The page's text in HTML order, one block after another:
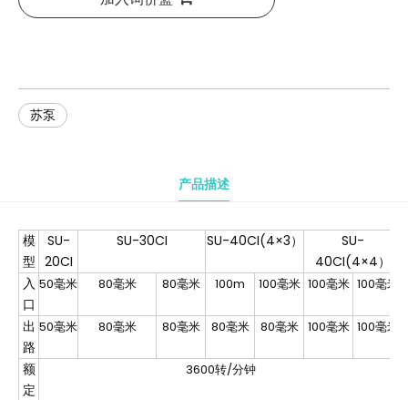
苏泵
产品描述
模
型
SU-
20CI
SU-30CI SU-40CI(4×3）
SU-
40CI(4×4）
入
口
50毫米 80毫米 80毫米 100m 100毫米 100毫米 100毫米
出
路
50毫米 80毫米 80毫米 80毫米 80毫米 100毫米 100毫米
额
定
3600转/分钟